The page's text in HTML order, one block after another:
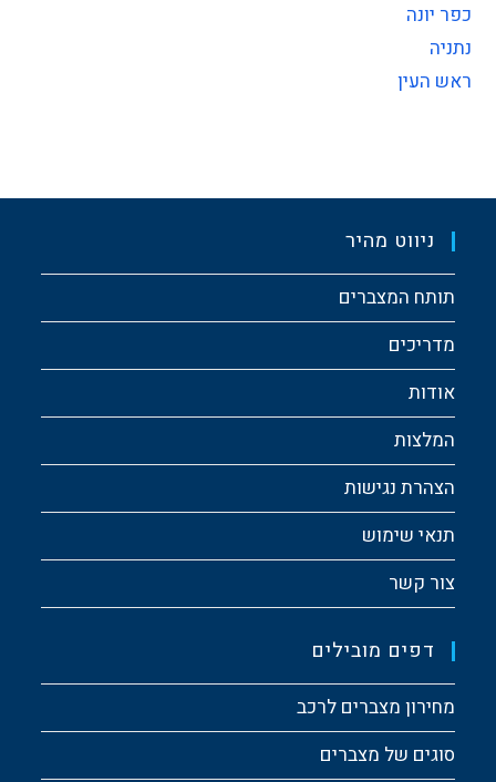
כפר יונה
נתניה
ראש העין
ניווט מהיר
תותח המצברים
מדריכים
אודות
המלצות
הצהרת נגישות
תנאי שימוש
צור קשר
דפים מובילים
מחירון מצברים לרכב
סוגים של מצברים